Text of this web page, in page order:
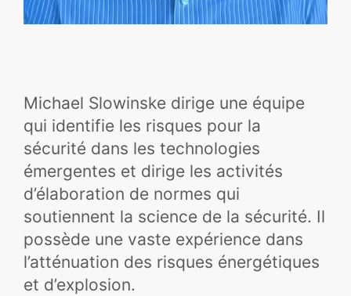
Michael Slowinske dirige une équipe
qui identifie les risques pour la
sécurité dans les technologies
émergentes et dirige les activités
d’élaboration de normes qui
soutiennent la science de la sécurité. Il
possède une vaste expérience dans
l’atténuation des risques énergétiques
et d’explosion.